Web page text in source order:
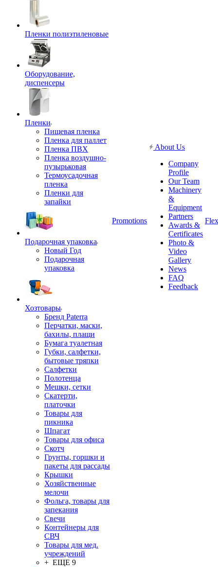
Пленки полиэтиленовые
Оборудование,
диспенсеры
Пленки
Пищевая пленка
Пленка для паллет
Пленка ПВХ
Пленка воздушно-
пузырьковая
Термоусадочная
пленка
Пленки для
запайки
Подарочная упаковка
Новый Год
Подарочная
упаковка
Хозтовары
Бренд Paterra
Перчатки, маски,
бахилы, плащи
Бумага туалетная
Губки, салфетки,
бытовые тряпки
Салфетки
Полотенца
Мешки, сетки
Скатерти,
платочки
Товары для
пикника
Шпагат
Товары для офиса
Скотч
Грунты, горшки и
пакеты для рассады
Крышки
Хозяйственные
мелочи
Фольга, товары для
запекания
Свечи
Контейнеры для
СВЧ
Товары для мед.
учреждений
+ ЕЩЕ 9
Promotions
About Us
Company
Profile
Our Team
Machinery
&
Equipment
Partners
Awards &
Certificates
Photo &
Video
Gallery
News
FAQ
Feedback